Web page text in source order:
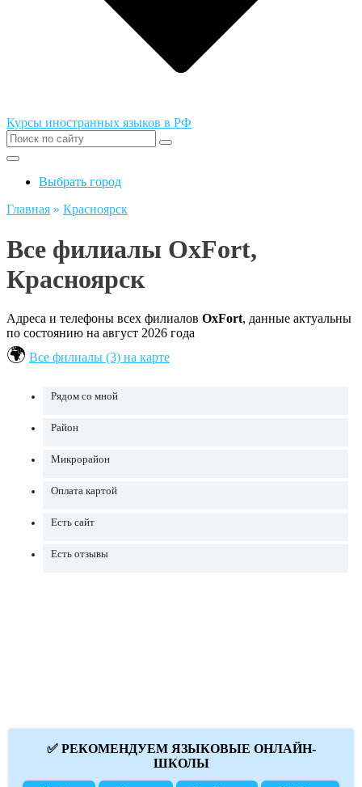
Курсы иностранных языков в РФ
Выбрать город
Главная » Красноярск
Все филиалы OxFort,
Красноярск
Адреса и телефоны всех филиалов OxFort, данные актуальны
по состоянию на август 2026 года
Все филиалы (3) на карте
Рядом со мной
Район
Микрорайон
Оплата картой
Есть сайт
Есть отзывы
✅ РЕКОМЕНДУЕМ ЯЗЫКОВЫЕ ОНЛАЙН-
ШКОЛЫ